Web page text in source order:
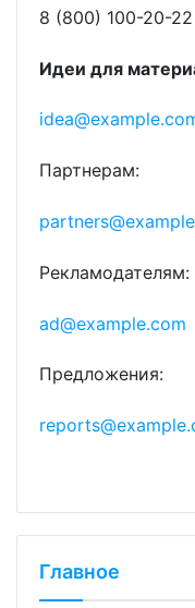
8 (800) 100-20-22
Идеи для
Партнерам:
Рекламодателям:
ad@example.com
Предложения:
Главное